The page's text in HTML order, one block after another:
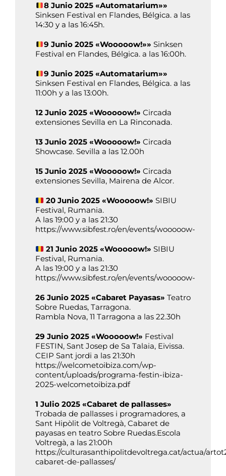
8 Junio 2025 «Automatarium»»
Sinksen Festival en Flandes, Bélgica. a las
14:30 y a las 16:45h.
9 Junio 2025 «Wooooow!»» Sinksen
Festival en Flandes, Bélgica. a las 16:00h.
9 Junio 2025 «Automatarium»»
Sinksen Festival en Flandes, Bélgica. a las
11:00h y a las 13:00h.
12 Junio 2025 «Wooooow!» Circada
extensiones Sevilla en La Rinconada.
13 Junio 2025 «Wooooow!» Circada
Showcase. Sevilla a las 12.00h
15 Junio 2025 «Wooooow!» Circada
extensiones Sevilla, Mairena de Alcor.
20 Junio 2025 «Wooooow!» SIBIU
Festival, Rumania.
A las 19:00 y a las 21:30
https://www.sibfest.ro/en/events/wooooow-
21 Junio 2025 «Wooooow!»SIBIU
Festival, Rumania.
A las 19:00 y a las 21:30
https://www.sibfest.ro/en/events/wooooow-
26 Junio 2025 «Cabaret Payasas» Teatro
Sobre Ruedas, Tarragona.
Rambla Nova, 11 Tarragona a las 22.30h
29 Junio 2025 «Wooooow!» Festival
FESTIN, Sant Josep de Sa Talaia, Eivissa.
CEIP Sant jordi a las 21:30h
https://welcometoibiza.com/wp-
content/uploads/programa-festin-ibiza-
2025-welcometoibiza.pdf
1 Julio 2025 «Cabaret de pallasses»
Trobada de pallasses i programadores, a
Sant Hipòlit de Voltregà, Cabaret de
payasas en teatro Sobre Ruedas.Escola
Voltregà, a las 21:00h
https://culturasanthipolitdevoltrega.cat/actua/
cabaret-de-pallasses/